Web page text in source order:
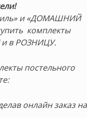
и «ДОМАШНИЙ
комплекты
и в РОЗНИЦУ.
постельного
онлайн заказ на